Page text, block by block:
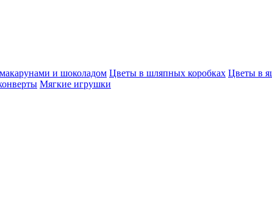
и шоколадом Цветы в шляпных коробках Цветы в
Мягкие игрушки